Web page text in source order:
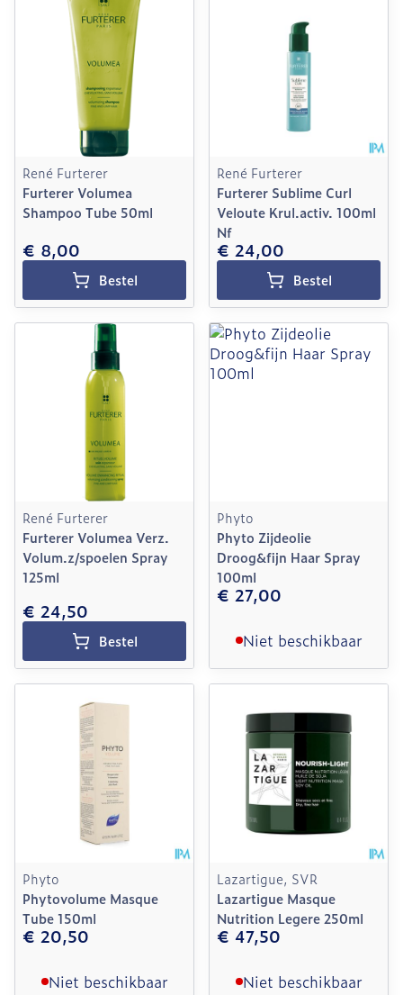
René Furterer
Furterer Volumea
Shampoo Tube 50ml
€ 8,00
Bestel
René Furterer
Furterer Sublime Curl
Veloute Krul.activ. 100ml
Nf
€ 24,00
Bestel
René Furterer
Furterer Volumea Verz.
Volum.z/spoelen Spray
125ml
€ 24,50
Bestel
Phyto
Phyto Zijdeolie
Droog&fijn Haar Spray
100ml
€ 27,00
Niet beschikbaar
Phyto
Phytovolume Masque
Tube 150ml
€ 20,50
Niet beschikbaar
Lazartigue, SVR
Lazartigue Masque
Nutrition Legere 250ml
€ 47,50
Niet beschikbaar